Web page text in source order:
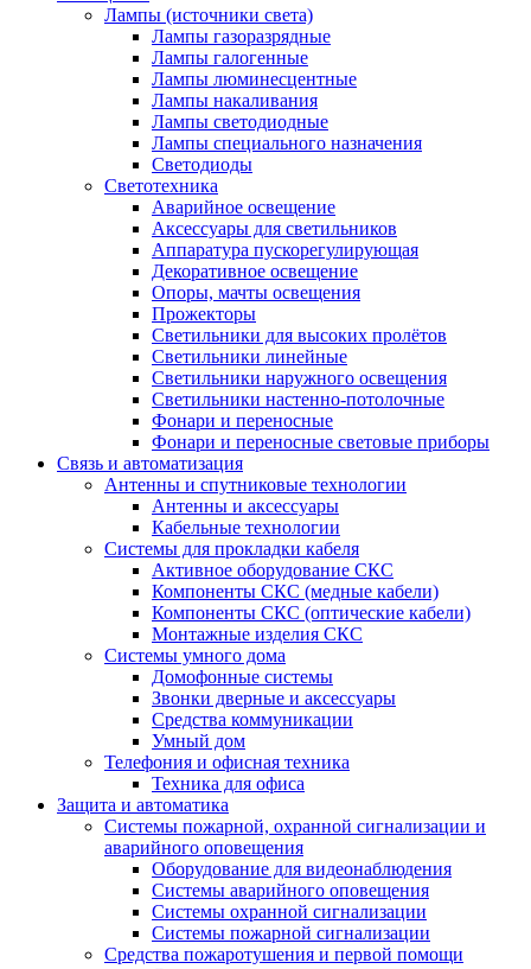
Лампы (источники света)
Лампы газоразрядные
Лампы галогенные
Лампы люминесцентные
Лампы накаливания
Лампы светодиодные
Лампы специального назначения
Светодиоды
Светотехника
Аварийное освещение
Аксессуары для светильников
Аппаратура пускорегулирующая
Декоративное освещение
Опоры, мачты освещения
Прожекторы
Светильники для высоких пролётов
Светильники линейные
Светильники наружного освещения
Светильники настенно-потолочные
Фонари и переносные
Фонари и переносные световые приборы
Связь и автоматизация
Антенны и спутниковые технологии
Антенны и аксессуары
Кабельные технологии
Системы для прокладки кабеля
Активное оборудование СКС
Компоненты СКС (медные кабели)
Компоненты СКС (оптические кабели)
Монтажные изделия СКС
Системы умного дома
Домофонные системы
Звонки дверные и аксессуары
Средства коммуникации
Умный дом
Телефония и офисная техника
Техника для офиса
Защита и автоматика
Системы пожарной, охранной сигнализации и
аварийного оповещения
Оборудование для видеонаблюдения
Системы аварийного оповещения
Системы охранной сигнализации
Системы пожарной сигнализации
Средства пожаротушения и первой помощи